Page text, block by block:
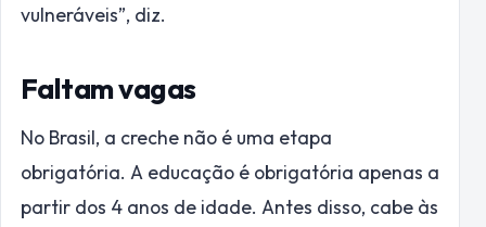
vulneráveis”, diz.
Faltam vagas
No Brasil, a creche não é uma etapa
obrigatória. A educação é obrigatória apenas a
partir dos 4 anos de idade. Antes disso, cabe às